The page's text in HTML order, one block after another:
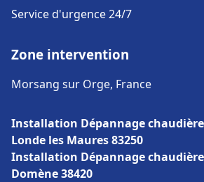
Service d'urgence 24/7
Zone intervention
Morsang sur Orge, France
Installation Dépannage
Londe les Maures 83250
Installation Dépannage
Domène 38420